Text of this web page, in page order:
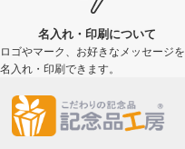
名入れ・印刷について
ロゴやマーク、お好きなメッセージを
名入れ・印刷できます。